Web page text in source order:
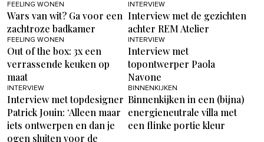
FEELING WONEN
Wars van wit? Ga voor een
zachtroze badkamer
INTERVIEW
Interview met de gezichten
achter REM Atelier
FEELING WONEN
Out of the box: 3x een
verrassende keuken op
maat
INTERVIEW
Interview met
topontwerper Paola
Navone
INTERVIEW
Interview met topdesigner
Patrick Jouin: ‘Alleen maar
iets ontwerpen en dan je
ogen sluiten voor de
BINNENKIJKEN
Binnenkijken in een (bijna)
energieneutrale villa met
een flinke portie kleur